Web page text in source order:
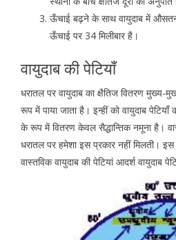
ऊँचाई बढ़ने के साथ वायुदाब में
ऊँचाई पर 34 मिलीबार है।
वायुदाब की पेटियाँ
धरातल पर वायुदाब का क्षैतिज वितरण मुख्य-
रूप में पाया जाता है। इन्हीं को वायुदाब पेटियाँ
के रूप में वितरण केवल सैद्धान्तिक नमूना है।
धरातल पर हमेशा इस प्रकार नहीं मिलती।
वास्तविक वायुदाब की पेटियां आदर्श वायुदाब